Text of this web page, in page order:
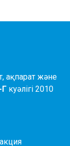
ақпарат және
Г куәлігі 2010